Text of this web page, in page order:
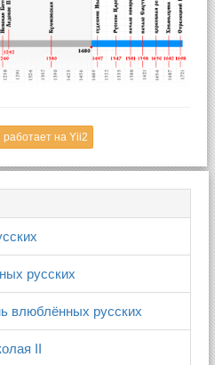
работает на Yii2
русских
влюблённых русских
II